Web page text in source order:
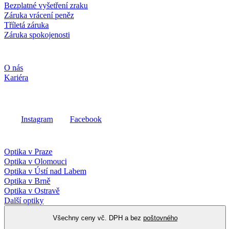
Bezplatné vyšetření zraku
Záruka vrácení peněz
Tříletá záruka
Záruka spokojenosti
O nás
Kariéra
Instagram Facebook
Optika v Praze
Optika v Olomouci
Optika v Ústí nad Labem
Optika v Brně
Optika v Ostravě
Další optiky
Všechny ceny vč. DPH a bez poštovného